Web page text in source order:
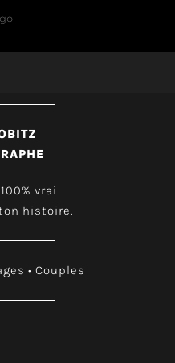
vrai
histoire.
• Couples